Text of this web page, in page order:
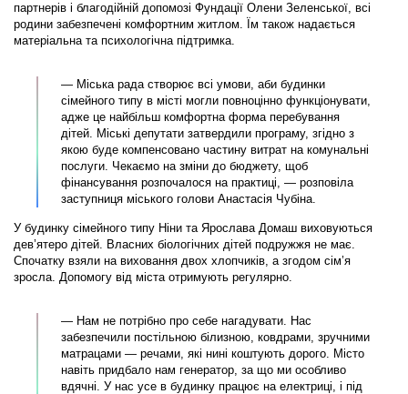
партнерів і благодійній допомозі Фундації Олени Зеленської, всі
родини забезпечені комфортним житлом. Їм також надається
матеріальна та психологічна підтримка.
— Міська рада створює всі умови, аби будинки
сімейного типу в місті могли повноцінно функціонувати,
адже це найбільш комфортна форма перебування
дітей. Міські депутати затвердили програму, згідно з
якою буде компенсовано частину витрат на комунальні
послуги. Чекаємо на зміни до бюджету, щоб
фінансування розпочалося на практиці, — розповіла
заступниця міського голови Анастасія Чубіна.
У будинку сімейного типу Ніни та Ярослава Домаш виховуються
дев’ятеро дітей. Власних біологічних дітей подружжя не має.
Спочатку взяли на виховання двох хлопчиків, а згодом сім’я
зросла. Допомогу від міста отримують регулярно.
— Нам не потрібно про себе нагадувати. Нас
забезпечили постільною білизною, ковдрами, зручними
матрацами — речами, які нині коштують дорого. Місто
навіть придбало нам генератор, за що ми особливо
вдячні. У нас усе в будинку працює на електриці, і під